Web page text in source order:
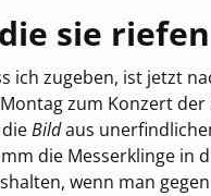
sie riefen
ich zugeben, ist jetzt
zum Konzert
Bildaus
die Messerklinge in
wenn man